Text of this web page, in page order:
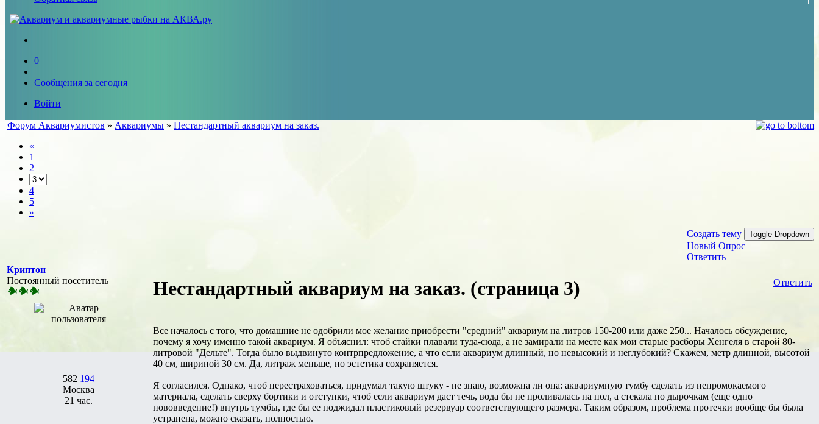
0
Сообщения за сегодня
Войти
Форум Аквариумистов » Аквариумы » Нестандартный аквариум на заказ.
«
1
2
4
5
»
Создать тему Toggle Dropdown
Новый Опрос
Ответить
Криптон
Постоянный посетитель
582 194
Москва
21 час.
Ответить
Нестандартный аквариум на заказ. (страница 3)
Все началось с того, что домашние не одобрили мое желание приобрести "средний" аквариум на литров 150-200 или даже 250... Началось обсуждение,
почему я хочу именно такой аквариум. Я объяснил: чтоб стайки плавали туда-сюда, а не замирали на месте как мои старые расборы Хенгеля в старой 80-
литровой "Дельте". Тогда было выдвинуто контрпредложение, а что если аквариум длинный, но невысокий и неглубокий? Скажем, метр длинной, высотой
40 см, шириной 30 см. Да, литраж меньше, но эстетика сохраняется.
Я согласился. Однако, чтоб перестраховаться, придумал такую штуку - не знаю, возможна ли она: аквариумную тумбу сделать из непромокаемого
материала, сделать сверху бортики и отступки, чтоб если аквариум даст течь, вода бы не проливалась на пол, а стекала по дырочкам (еще одно
нововведение!) внутрь тумбы, где бы ее поджидал пластиковый резервуар соответствующего размера. Таким образом, проблема протечки вообще бы была
устранена, можно сказать, полностью.